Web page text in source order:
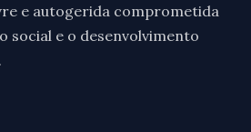
e autogerida comprometida
social e o desenvolvimento